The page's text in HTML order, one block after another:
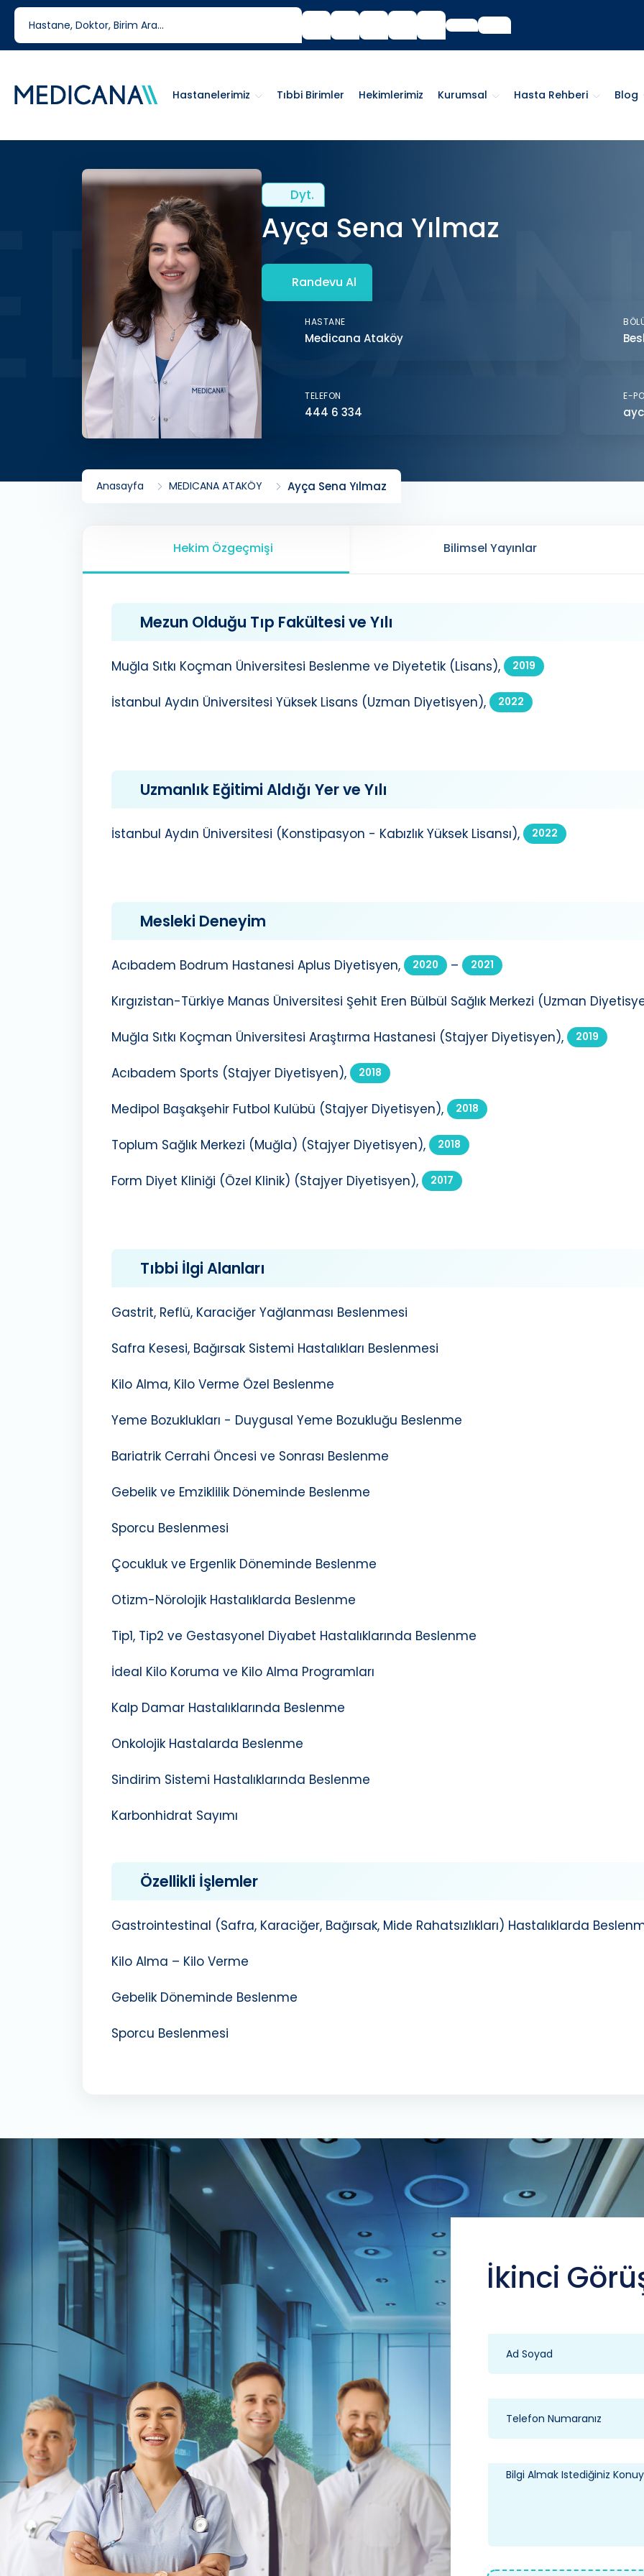
444 6 334
Tıbbi Birimler Hekimlerimiz Kurumsal Hasta Rehberi Blog
Hastanelerimiz
Dyt.
Ayça Sena Yılmaz
Randevu Al
HASTANE
Medicana Ataköy
TELEFON
444 6 334
E-
Anasayfa MEDICANA ATAKÖY Ayça Sena Yılmaz
Hekim Özgeçmişi Bilimsel Yayınlar
Mezun Olduğu Tıp Fakültesi ve Yılı
Muğla Sıtkı Koçman Üniversitesi Beslenme ve Diyetetik (Lisans), 2019
İstanbul Aydın Üniversitesi Yüksek Lisans (Uzman Diyetisyen), 2022
Uzmanlık Eğitimi Aldığı Yer ve Yılı
İstanbul Aydın Üniversitesi (Konstipasyon - Kabızlık Yüksek Lisansı), 2022
Mesleki Deneyim
Acıbadem Bodrum Hastanesi Aplus Diyetisyen, 2020 – 2021
Kırgızistan-Türkiye Manas Üniversitesi Şehit Eren Bülbül Sağlık Merkezi (Uzman
Muğla Sıtkı Koçman Üniversitesi Araştırma Hastanesi (Stajyer Diyetisyen), 2019
Acıbadem Sports (Stajyer Diyetisyen), 2018
Medipol Başakşehir Futbol Kulübü (Stajyer Diyetisyen), 2018
Toplum Sağlık Merkezi (Muğla) (Stajyer Diyetisyen), 2018
Form Diyet Kliniği (Özel Klinik) (Stajyer Diyetisyen), 2017
Tıbbi İlgi Alanları
Gastrit, Reflü, Karaciğer Yağlanması Beslenmesi
Safra Kesesi, Bağırsak Sistemi Hastalıkları Beslenmesi
Kilo Alma, Kilo Verme Özel Beslenme
Yeme Bozuklukları - Duygusal Yeme Bozukluğu Beslenme
Bariatrik Cerrahi Öncesi ve Sonrası Beslenme
Gebelik ve Emziklilik Döneminde Beslenme
Sporcu Beslenmesi
Çocukluk ve Ergenlik Döneminde Beslenme
Otizm-Nörolojik Hastalıklarda Beslenme
Tip1, Tip2 ve Gestasyonel Diyabet Hastalıklarında Beslenme
İdeal Kilo Koruma ve Kilo Alma Programları
Kalp Damar Hastalıklarında Beslenme
Onkolojik Hastalarda Beslenme
Sindirim Sistemi Hastalıklarında Beslenme
Karbonhidrat Sayımı
Özellikli İşlemler
Gastrointestinal (Safra, Karaciğer, Bağırsak, Mide Rahatsızlıkları) Hastalıklarda
Kilo Alma – Kilo Verme
Gebelik Döneminde Beslenme
Sporcu Beslenmesi
İkinci